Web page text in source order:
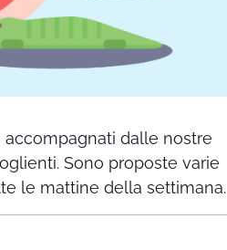
accompagnati dalle nostre
Sono proposte varie
le mattine della settimana.